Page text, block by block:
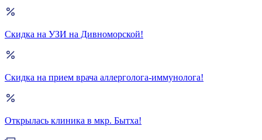
Скидка на УЗИ на Дивноморской!
Скидка на прием врача аллерголога-иммунолога!
Открылась клиника в мкр. Бытха!